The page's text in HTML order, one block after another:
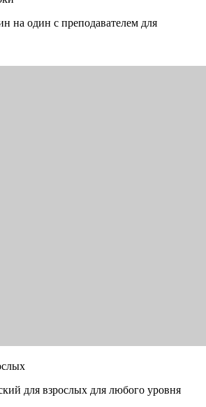
на один с преподавателем для
для взрослых для любого уровня